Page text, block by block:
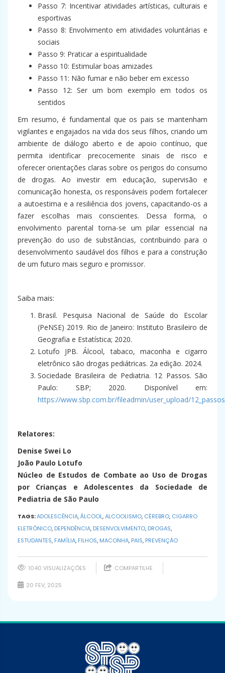
Passo 7: Incentivar atividades artísticas, culturais e
esportivas
Passo 8: Envolvimento em atividades voluntárias e
sociais
Passo 9: Praticar a espiritualidade
Passo 10: Estimular boas amizades
Passo 11: Não fumar e não beber em excesso
Passo 12: Ser um bom exemplo em todos os
sentidos
Em resumo, é fundamental que os pais se mantenham
vigilantes e engajados na vida dos seus filhos, criando um
ambiente de diálogo aberto e de apoio contínuo, que
permita identificar precocemente sinais de risco e
oferecer orientações claras sobre os perigos do consumo
de drogas. Ao investir em educação, supervisão e
comunicação honesta, os responsáveis podem fortalecer
a autoestima e a resiliência dos jovens, capacitando-os a
fazer escolhas mais conscientes. Dessa forma, o
envolvimento parental torna-se um pilar essencial na
prevenção do uso de substâncias, contribuindo para o
desenvolvimento saudável dos filhos e para a construção
de um futuro mais seguro e promissor.
Saiba mais:
Brasil. Pesquisa Nacional de Saúde do Escolar
(PeNSE) 2019. Rio de Janeiro: Instituto Brasileiro de
Geografia e Estatística; 2020.
Lotufo JPB. Álcool, tabaco, maconha e cigarro
eletrônico são drogas pediátricas. 2a edição. 2024.
Sociedade Brasileira de Pediatria. 12 Passos. São
Paulo: SBP; 2020. Disponível em:
https://www.sbp.com.br/fileadmin/user_upload/
Relatores:
Denise Swei Lo
João Paulo Lotufo
Núcleo de Estudos de Combate ao Uso de Drogas
por Crianças e Adolescentes da Sociedade de
Pediatria de São Paulo
TAGS:ADOLESCÊNCIA,ÁLCOOL,ALCOOLISMO, CÉREBRO, CIGARRO
ELETRÔNICO, DEPENDÊNCIA, DESENVOLVIMENTO, DROGAS,
ESTUDANTES, FAMÍLIA, FILHOS, MACONHA, PAIS, PREVENÇÃO
1040 VISUALIZAÇÕES COMPARTILHE
20 FEV, 2025